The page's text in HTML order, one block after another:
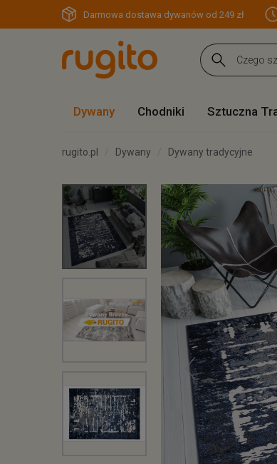
Darmowa dostawa dywanów od 249 zł
Dywany Chodniki Sztuczna
rugito.pl Dywany Dywany tradycyjne